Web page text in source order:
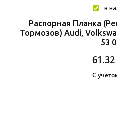
в
Распорная Планка
Тормозов) Audi,
53
61.32
С